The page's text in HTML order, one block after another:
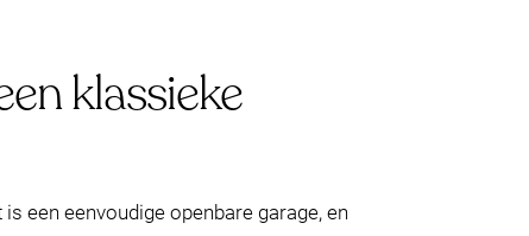
klassieke
is een eenvoudige openbare garage, en